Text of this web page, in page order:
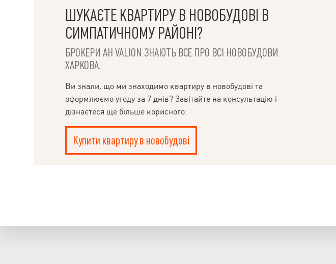
ШУКАЄТЕ КВАРТИРУ В НОВОБУДОВІ В
СИМПАТИЧНОМУ РАЙОНІ?
БРОКЕРИ АН VALION ЗНАЮТЬ ВСЕ ПРО ВСІ НОВОБУДОВИ
ХАРКОВА.
Ви знали, що ми знаходимо квартиру в новобудові та
оформлюємо угоду за 7 днів? Завітайте на консультацію і
дізнаєтеся ще більше корисного.
Купити квартиру в новобудові